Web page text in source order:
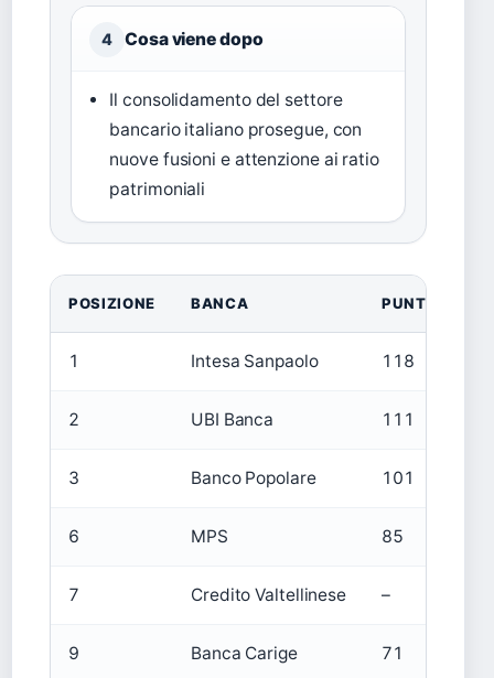
4 Cosa viene dopo
Il consolidamento del settore
bancario italiano prosegue, con
nuove fusioni e attenzione ai ratio
patrimoniali
POSIZIONE BANCA PUNTEGGIO
1 Intesa Sanpaolo 118
2 UBI Banca 111
3 Banco Popolare 101
6 MPS 85
7 Credito Valtellinese –
9 Banca Carige 71